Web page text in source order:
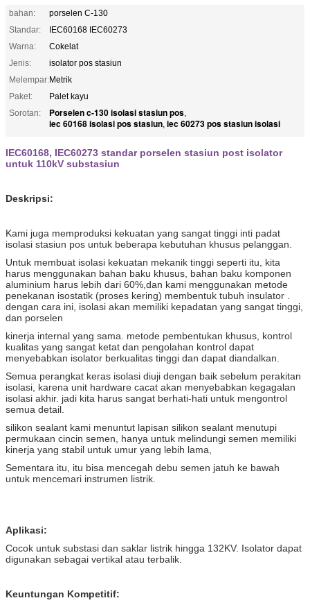
bahan:
porselen C-130
Standar:
IEC60168 IEC60273
Warna:
Cokelat
Jenis:
isolator pos stasiun
Melempar:Metrik
Paket:
Palet kayu
Sorotan:
Porselen c-130 isolasi stasiun pos,
iec 60168 isolasi pos stasiun, iec 60273 pos stasiun isolasi
IEC60168, IEC60273 standar porselen stasiun post isolator
untuk 110kV substasiun
Deskripsi:
Kami juga memproduksi kekuatan yang sangat tinggi inti padat
isolasi stasiun pos untuk beberapa kebutuhan khusus pelanggan.
Untuk membuat isolasi kekuatan mekanik tinggi seperti itu, kita
harus menggunakan bahan baku khusus, bahan baku komponen
aluminium harus lebih dari 60%,dan kami menggunakan metode
penekanan isostatik (proses kering) membentuk tubuh insulator .
dengan cara ini, isolasi akan memiliki kepadatan yang sangat tinggi,
dan porselen
kinerja internal yang sama. metode pembentukan khusus, kontrol
kualitas yang sangat ketat dan pengolahan kontrol dapat
menyebabkan isolator berkualitas tinggi dan dapat diandalkan.
Semua perangkat keras isolasi diuji dengan baik sebelum perakitan
isolasi, karena unit hardware cacat akan menyebabkan kegagalan
isolasi akhir. jadi kita harus sangat berhati-hati untuk mengontrol
semua detail.
silikon sealant kami menuntut lapisan silikon sealant menutupi
permukaan cincin semen, hanya untuk melindungi semen memiliki
kinerja yang stabil untuk umur yang lebih lama,
Sementara itu, itu bisa mencegah debu semen jatuh ke bawah
untuk mencemari instrumen listrik.
Aplikasi:
Cocok untuk substasi dan saklar listrik hingga 132KV. Isolator dapat
digunakan sebagai vertikal atau terbalik.
Keuntungan Kompetitif: